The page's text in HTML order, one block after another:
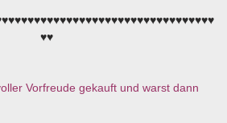
♥♥
Vorfreude gekauft und warst dann